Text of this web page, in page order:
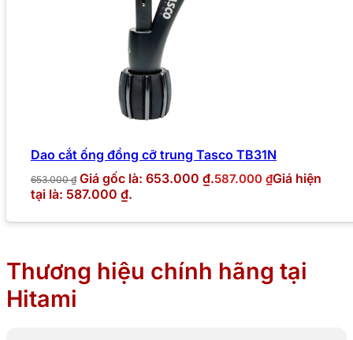
Dao cắt ống đồng cỡ trung Tasco TB31N
653.000₫ Giá gốc là: 653.000 ₫.587.000 ₫Giá hiện
tại là: 587.000 ₫.
Thương hiệu chính hãng tại
Hitami